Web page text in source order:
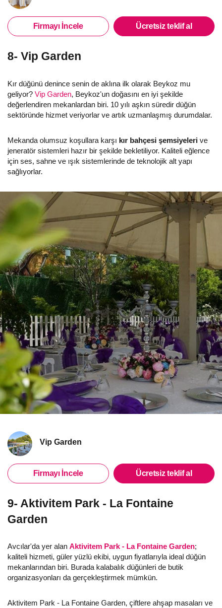
Firmayı İncele Ücretsiz teklif al
8- Vip Garden
Kır düğünü denince senin de aklına ilk olarak Beykoz mu
geliyor? Vip Garden, Beykoz'un doğasını en iyi şekilde
değerlendiren mekanlardan biri. 10 yılı aşkın süredir düğün
sektöründe hizmet veriyorlar ve artık uzmanlaşmış durumdalar.
Mekanda olumsuz koşullara karşı kır bahçesi şemsiyeleri ve
jeneratör sistemleri hazır bir şekilde bekletiliyor. Kaliteli eğlence
için ses, sahne ve ışık sistemlerinde de teknolojik alt yapı
sağlıyorlar.
Vip Garden
Firmayı İncele Ücretsiz teklif al
9- Aktivitem Park - La Fontaine
Garden
Avcılar'da yer alan Aktivitem Park - La Fontaine Garden;
kaliteli hizmeti, güler yüzlü ekibi, uygun fiyatlarıyla ideal düğün
mekanlarından biri. Burada kalabalık düğünleri de butik
organizasyonları da gerçekleştirmek mümkün.
Aktivitem Park - La Fontaine Garden, çiftlere ahşap masaları ve